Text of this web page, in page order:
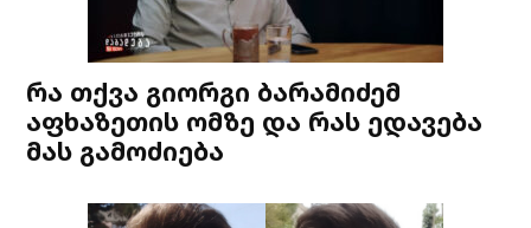
რა თქვა გიორგი ბარამიძემ
აფხაზეთის ომზე და რას ედავება
მას გამოძიება